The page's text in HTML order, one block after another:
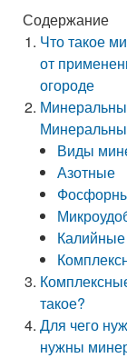
Содержание
Что такое
от
огороде
Виды
Азотные
Калийные
такое?
Для чего
нужны